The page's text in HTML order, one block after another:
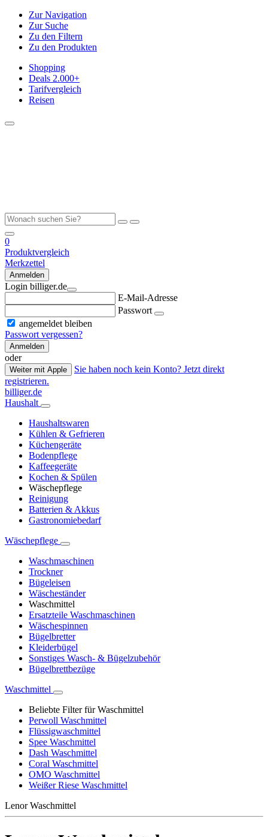
Zur Navigation
Zur Suche
Zu den Filtern
Zu den Produkten
Shopping
Deals 2.000+
Tarifvergleich
Reisen
0
Produktvergleich
Merkzettel
Anmelden
Login billiger.de
E-Mail-Adresse
Passwort
angemeldet bleiben
Passwort vergessen?
Anmelden
oder
Weiter mit Apple
Sie haben noch kein Konto? Jetzt direkt
registrieren.
billiger.de
Haushalt
Haushaltswaren
Kühlen & Gefrieren
Küchengeräte
Bodenpflege
Kaffeegeräte
Kochen & Spülen
Wäschepflege
Reinigung
Batterien & Akkus
Gastronomiebedarf
Wäschepflege
Waschmaschinen
Trockner
Bügeleisen
Wäscheständer
Waschmittel
Ersatzteile Waschmaschinen
Wäschespinnen
Bügelbretter
Kleiderbügel
Sonstiges Wasch- & Bügelzubehör
Bügelbrettbezüge
Waschmittel
Beliebte Filter für Waschmittel
Perwoll Waschmittel
Flüssigwaschmittel
Spee Waschmittel
Dash Waschmittel
Coral Waschmittel
OMO Waschmittel
Weißer Riese Waschmittel
Lenor Waschmittel